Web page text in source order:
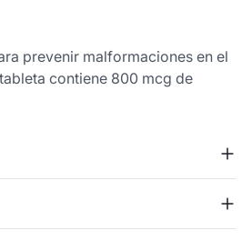
prevenir malformaciones en el
contiene 800 mcg de